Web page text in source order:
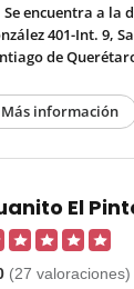
Se encuentra a la
401-Int. 9,
de
Más información
El
(27 valoraciones)